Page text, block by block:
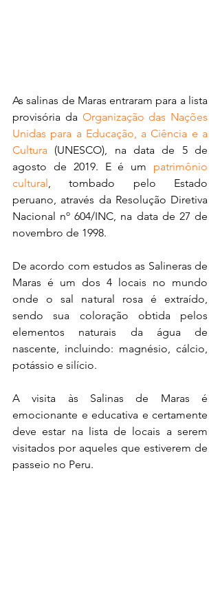
As salinas de Maras entraram para a lista
provisória da Organização das Nações
Unidas para a Educação, a Ciência e a
Cultura (UNESCO), na data de 5 de
agosto de 2019. E é um patrimônio
cultural , tombado pelo Estado
peruano, através da Resolução Diretiva
Nacional nº 604/INC, na data de 27 de
novembro de 1998.
De acordo com estudos as Salineras de
Maras é um dos 4 locais no mundo
onde o sal natural rosa é extraído,
sendo sua coloração obtida pelos
elementos naturais da água de
nascente, incluindo: magnésio, cálcio,
potássio e silício.
A visita às Salinas de Maras é
emocionante e educativa e certamente
deve estar na lista de locais a serem
visitados por aqueles que estiverem de
passeio no Peru.